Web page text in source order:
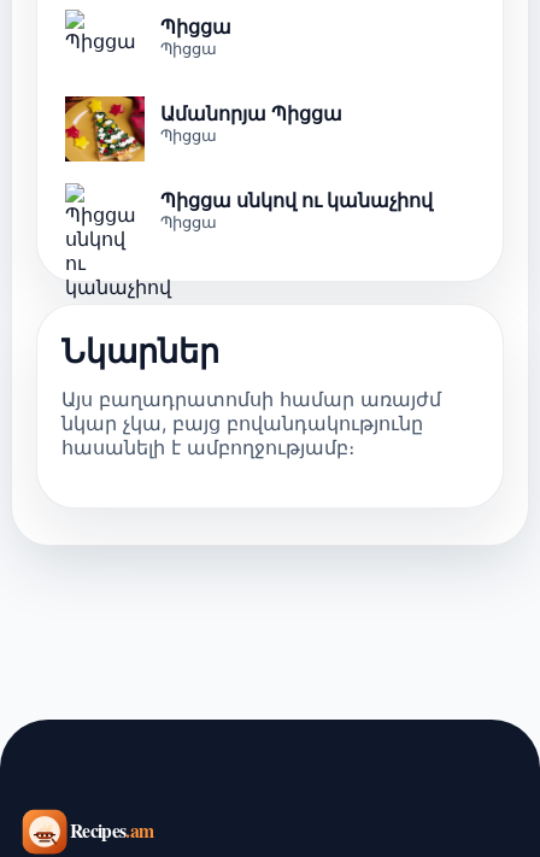
Պիցցա
Պիցցա
Ամանորյա Պիցցա
Պիցցա
Պիցցա սնկով ու կանաչիով
Պիցցա
Նկարներ
Այս բաղադրատոմսի համար առայժմ
նկար չկա, բայց բովանդակությունը
հասանելի է ամբողջությամբ։